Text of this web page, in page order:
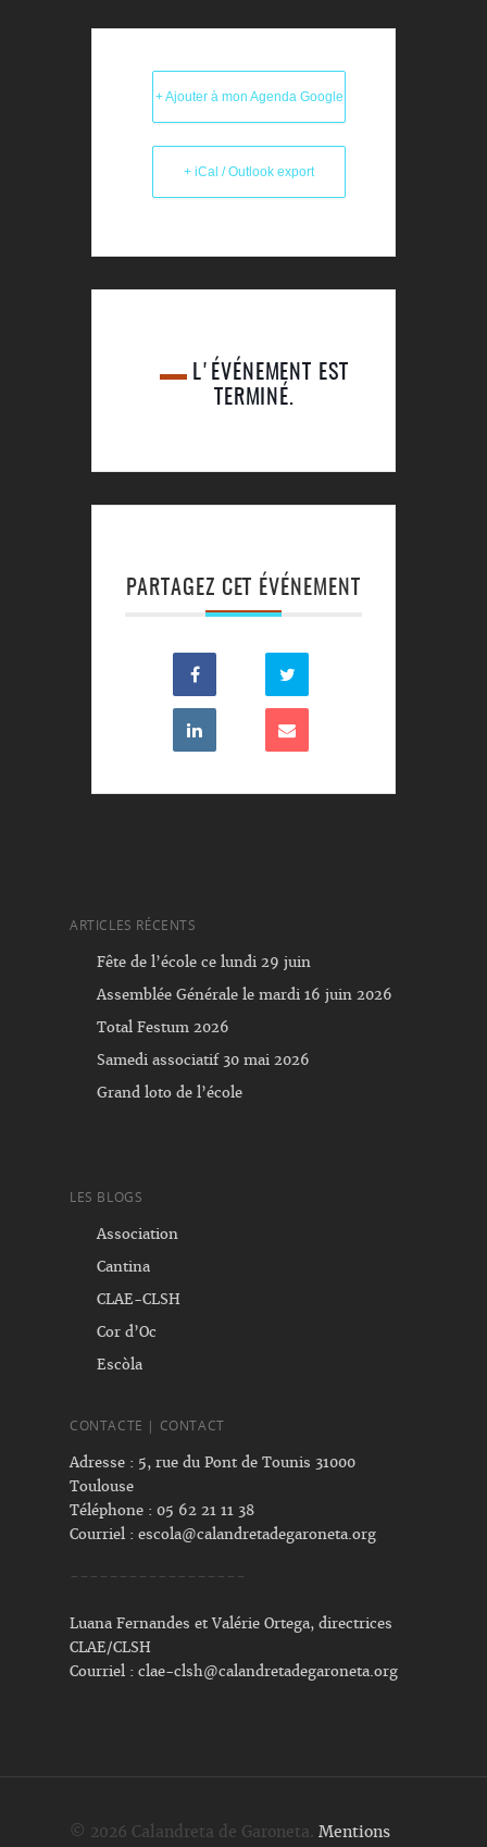
+ Ajouter à mon Agenda Google
+ iCal / Outlook export
L'ÉVÉNEMENT EST
TERMINÉ.
PARTAGEZ CET ÉVÉNEMENT
ARTICLES RÉCENTS
Fête de l’école ce lundi 29 juin
Assemblée Générale le mardi 16 juin 2026
Total Festum 2026
Samedi associatif 30 mai 2026
Grand loto de l’école
LES BLOGS
Association
Cantina
CLAE-CLSH
Cor d’Oc
Escòla
CONTACTE | CONTACT
Adresse : 5, rue du Pont de Tounis 31000
Toulouse
Téléphone : 05 62 21 11 38
Courriel : escola@calandretadegaroneta.org
------------------
Luana Fernandes et Valérie Ortega, directrices
CLAE/CLSH
Courriel : clae-clsh@calandretadegaroneta.org
© 2026 Calandreta de Garoneta. Mentions